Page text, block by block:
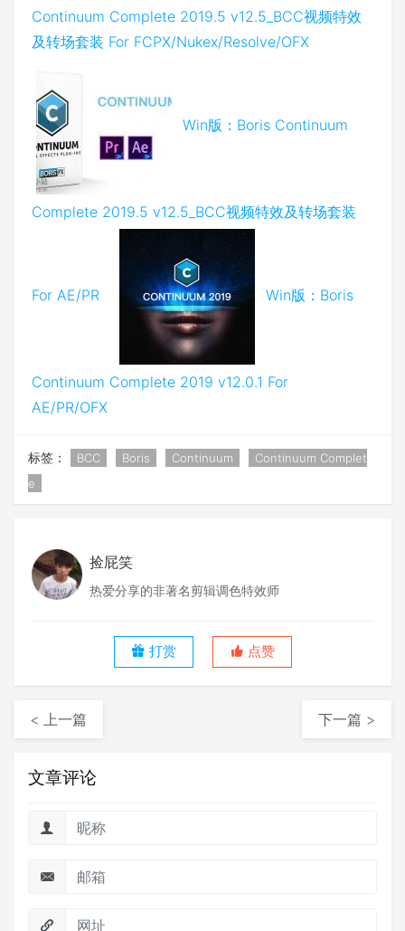
Continuum Complete 2019.5 v12.5_BCC视频特效
及转场套装 For FCPX/Nukex/Resolve/OFX
Win版：Boris Continuum
Complete 2019.5 v12.5_BCC视频特效及转场套装
For AE/PR Win版：Boris
Continuum Complete 2019 v12.0.1 For
AE/PR/OFX
标签： BCC Boris Continuum
Continuum Complet
e
捡屁笑
热爱分享的非著名剪辑调色特效师
打赏 点赞
< 上一篇 下一篇 >
文章评论